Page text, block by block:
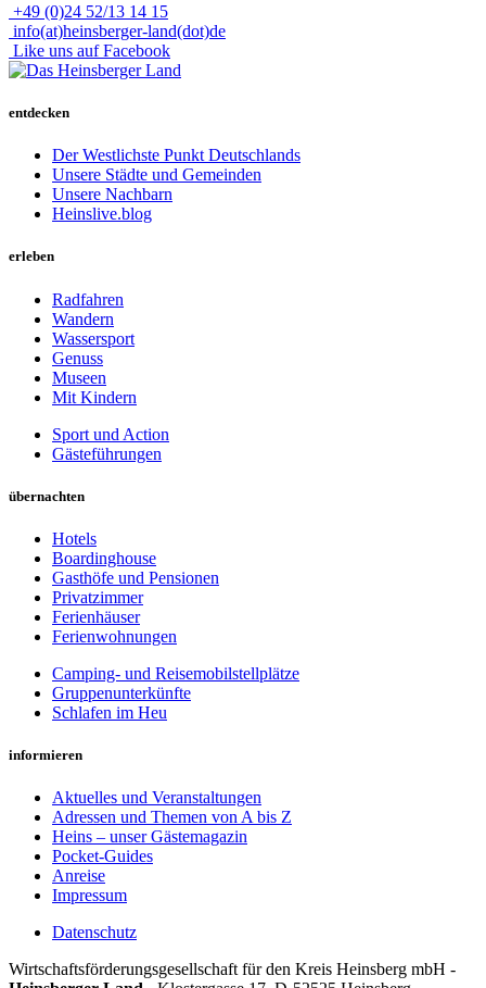
+49 (0)24 52/13 14 15
info(at)heinsberger-land(dot)de
Like uns auf Facebook
entdecken
Der Westlichste Punkt Deutschlands
Unsere Städte und Gemeinden
Unsere Nachbarn
Heinslive.blog
erleben
Radfahren
Wandern
Wassersport
Genuss
Museen
Mit Kindern
Sport und Action
Gästeführungen
übernachten
Hotels
Boardinghouse
Gasthöfe und Pensionen
Privatzimmer
Ferienhäuser
Ferienwohnungen
Camping- und Reisemobilstellplätze
Gruppenunterkünfte
Schlafen im Heu
informieren
Aktuelles und Veranstaltungen
Adressen und Themen von A bis Z
Heins – unser Gästemagazin
Pocket-Guides
Anreise
Impressum
Datenschutz
Wirt­schafts­för­der­ungs­ge­sell­schaft für den Kreis Heins­berg mbH -